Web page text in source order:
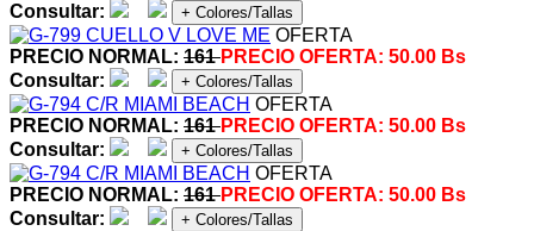
Consultar:
+ Colores/Tallas
OFERTA
PRECIO NORMAL: 161PRECIO OFERTA: 50.00 Bs
Consultar:
+ Colores/Tallas
OFERTA
PRECIO NORMAL: 161PRECIO OFERTA: 50.00 Bs
Consultar:
+ Colores/Tallas
OFERTA
PRECIO NORMAL: 161PRECIO OFERTA: 50.00 Bs
Consultar:
+ Colores/Tallas